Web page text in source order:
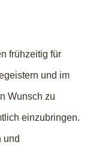
frühzeitig für
und im
Wunsch zu
einzubringen.
und